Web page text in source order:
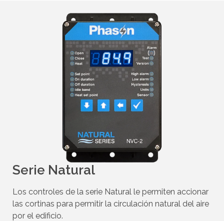
Serie Natural
Los controles de la serie Natural le permiten accionar
las cortinas para permitir la circulación natural del aire
por el edificio.